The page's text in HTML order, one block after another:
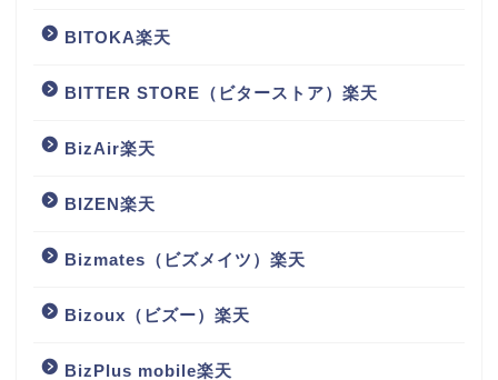
BITOKA楽天
BITTER STORE（ビターストア）楽天
BizAir楽天
BIZEN楽天
Bizmates（ビズメイツ）楽天
Bizoux（ビズー）楽天
BizPlus mobile楽天